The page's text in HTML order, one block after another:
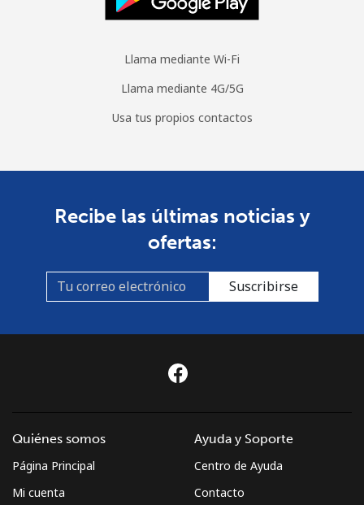
Llama mediante Wi-Fi
Llama mediante 4G/5G
Usa tus propios contactos
Recibe las últimas noticias y
ofertas:
Suscribirse
Quiénes somos
Página Principal
Mi cuenta
Ayuda y Soporte
Centro de Ayuda
Contacto